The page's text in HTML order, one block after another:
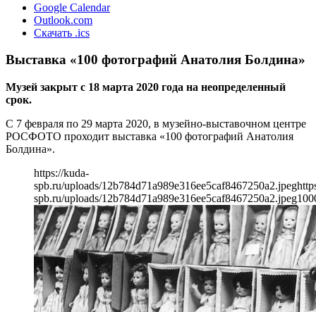
Google Calendar
Outlook.com
Скачать .ics
Выставка «100 фотографий Анатолия Болдина»
Музей закрыт с 18 марта 2020 года на неопределенный
срок.
С 7 февраля по 29 марта 2020, в музейно-выставочном центре
РОСФОТО проходит выставка «100 фотографий Анатолия
Болдина».
https://kuda-
spb.ru/uploads/12b784d71a989e316ee5caf8467250a2.jpeg
spb.ru/uploads/12b784d71a989e316ee5caf8467250a2.jpeg